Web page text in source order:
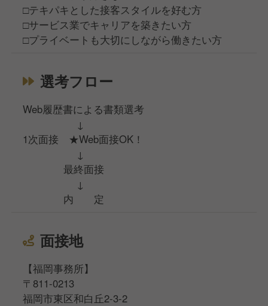
□テキパキとした接客スタイルを好む方
□サービス業でキャリアを築きたい方
□プライベートも大切にしながら働きたい方
選考フロー
Web履歴書による書類選考
↓
1次面接 ★Web面接OK！
↓
最終面接
↓
内 定
面接地
【福岡事務所】
〒811-0213
福岡市東区和白丘2-3-2